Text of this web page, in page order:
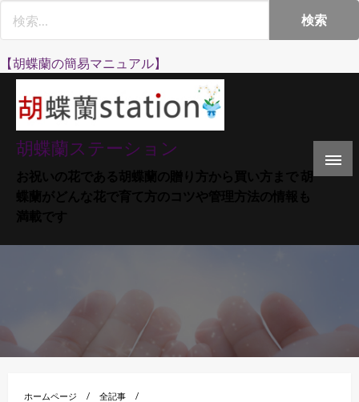
【胡蝶蘭の簡易マニュアル】
胡蝶蘭ステーション
ホームページ
全記事